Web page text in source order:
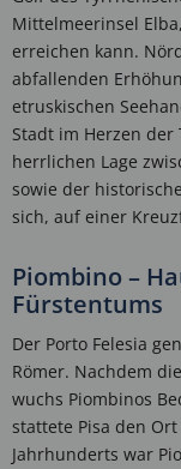
Mittelmeerinsel
erreichen kann.
abfallenden
etruskischen
Stadt im Herzen
herrlichen Lage
sowie der
sich, auf einer
Piombino –
Fürstentums
Der Porto Felesia
Römer. Nachdem
wuchs Piombinos
stattete Pisa den
Jahrhunderts war